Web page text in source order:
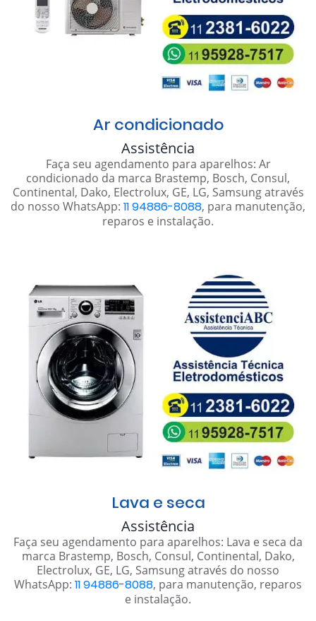
Ar condicionado
Assistência
Faça seu agendamento para aparelhos: Ar
condicionado da marca Brastemp, Bosch, Consul,
Continental, Dako, Electrolux, GE, LG, Samsung através
do nosso WhatsApp: 11 94886-8088, para manutenção,
reparos e instalação.
Lava e seca
Assistência
Faça seu agendamento para aparelhos: Lava e seca da
marca Brastemp, Bosch, Consul, Continental, Dako,
Electrolux, GE, LG, Samsung através do nosso
WhatsApp: 11 94886-8088, para manutenção, reparos
e instalação.